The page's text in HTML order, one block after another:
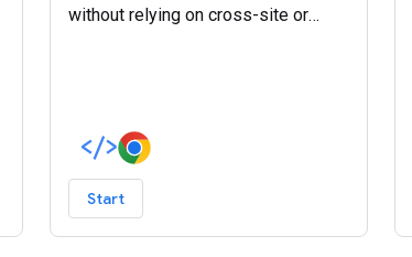
without relying on cross-site or
Start